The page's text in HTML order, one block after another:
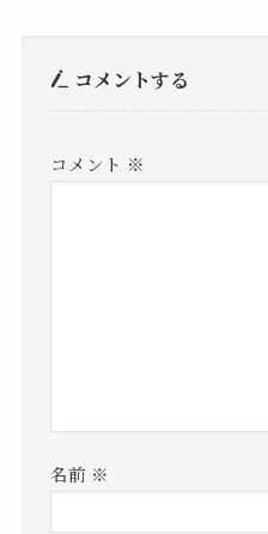
コメントする
コメント ※
名前 ※